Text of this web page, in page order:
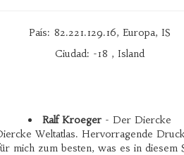
País: 82.221.129.16, Europa, IS
Ciudad: -18 , Island
Ralf Kroeger- Der Diercke
Weltatlas. Hervorragende
mich zum besten, was es in diesem